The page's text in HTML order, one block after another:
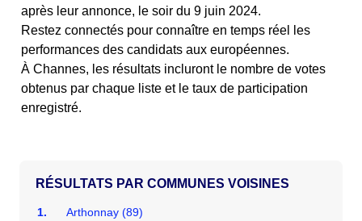
après leur annonce, le soir du 9 juin 2024.
Restez connectés pour connaître en temps réel les
performances des candidats aux européennes.
À Channes, les résultats incluront le nombre de votes
obtenus par chaque liste et le taux de participation
enregistré.
COMMUNES VOISINES
1. Arthonnay (89)